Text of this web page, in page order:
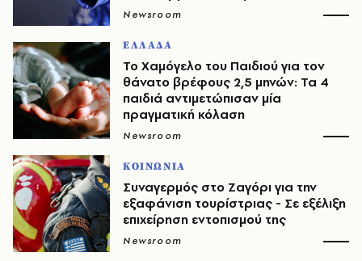
Newsroom
ΕΛΛΑΔΑ
Το Χαμόγελο του Παιδιού για τον
θάνατο βρέφους 2,5 μηνών: Τα 4
παιδιά αντιμετώπισαν μία
πραγματική κόλαση
Newsroom
ΚΟΙΝΩΝΙΑ
Συναγερμός στο Ζαγόρι για την
εξαφάνιση τουρίστριας - Σε εξέλιξη
επιχείρηση εντοπισμού της
Newsroom